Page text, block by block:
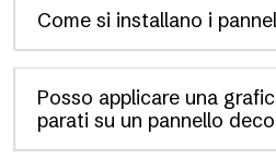
Come si installano i
Posso applicare una
parati su un pannello